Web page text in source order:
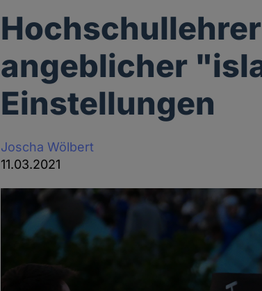
angeblicher
Einstellungen
Joscha Wölbert
11.03.2021